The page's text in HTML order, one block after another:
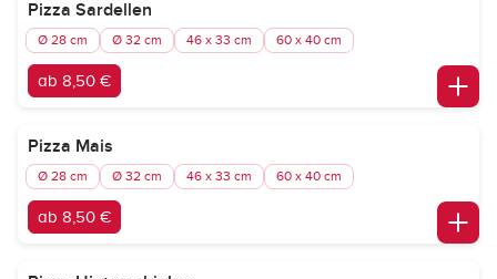
Pizza Sardellen
Ø 28 cm Ø 32 cm 46 x 33 cm 60 x 40 cm
ab 8,50 €
Pizza Mais
Ø 28 cm Ø 32 cm 46 x 33 cm 60 x 40 cm
ab 8,50 €